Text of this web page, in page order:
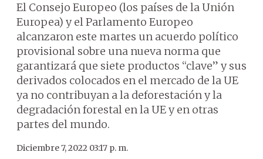
El Consejo Europeo (los países de la Unión
Europea) y el Parlamento Europeo
alcanzaron este martes un acuerdo político
provisional sobre una nueva norma que
garantizará que siete productos “clave” y sus
derivados colocados en el mercado de la UE
ya no contribuyan a la deforestación y la
degradación forestal en la UE y en otras
partes del mundo.
Diciembre 7, 2022 03:17 p. m.